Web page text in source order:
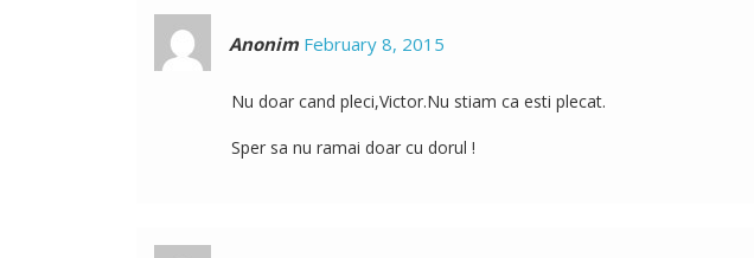
Anonim February 8, 2015
Nu doar cand pleci,Victor.Nu stiam ca esti plecat.
Sper sa nu ramai doar cu dorul !